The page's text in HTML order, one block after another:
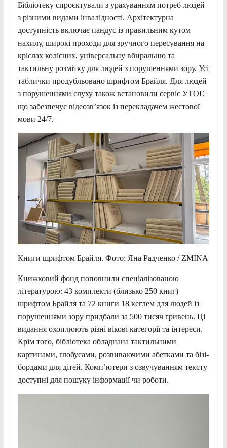
Бібліотеку спроєктували з урахуванням потреб людей
з різними видами інвалідності. Архітектурна
доступність включає пандус із правильним кутом
нахилу, широкі проходи для зручного пересування на
кріслах колісних, універсальну вбиральню та
тактильну розмітку для людей з порушеннями зору. Усі
таблички продубльовано шрифтом Брайля. Для людей
з порушеннями слуху також встановили сервіс УТОГ,
що забезпечує відеозвʼязок із перекладачем жестової
мови 24/7.
Книги шрифтом Брайля. Фото: Яна Радченко / ZMINA
Книжковий фонд поповнили спеціалізованою
літературою: 43 комплекти (близько 250 книг)
шрифтом Брайля та 72 книги 18 кеглем для людей із
порушеннями зору придбали за 500 тисяч гривень. Ці
видання охоплюють різні вікові категорії та інтереси.
Крім того, бібліотека обладнана тактильними
картинами, глобусами, розвиваючими абетками та бізі-
бордами для дітей. Комп’ютери з озвучуванням тексту
доступні для пошуку інформації чи роботи.